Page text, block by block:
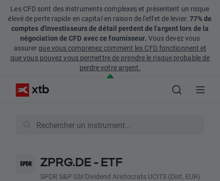
Les CFD sont des instruments complexes et présentent un risque
élevé de perte rapide en capital en raison de l'effet de levier. 77% de
comptes d'investisseurs de détail perdent de l'argent lors de la
négociation de CFD avec ce fournisseur. Vous devez vous
assurerque vous comprenez comment les CFD fonctionnent et
que vous pouvez vous permettre de prendre le risque probable de
perdre votre argent.
ZPRG.DE - ETF
SPDR S&P Gbl Dividend Aristocrats UCITS (Dist, EUR)